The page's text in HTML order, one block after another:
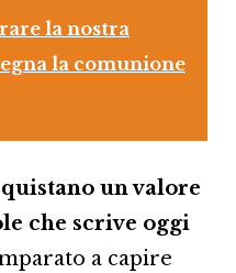
la nostra
la comunione
un valore
che scrive oggi
a capire